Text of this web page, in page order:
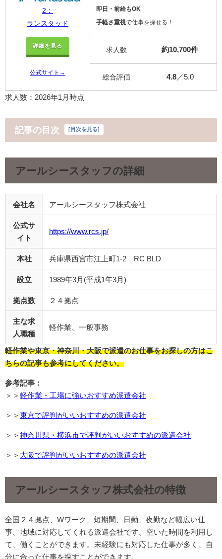
2：
ランスタッド
詳細を見る
公式サイト→
即日・前給もOK
手軽さ重視で仕事を探せる！
求人数 約10,700件
総合評価 4.8／5.0
求人数：2026年1月時点
記事の目次 [目次を見る]
アールシースタッフの詳細
会社名 アールシースタッフ株式会社
公式サ
イト
https://www.rcs.jp/
本社 兵庫県西宮市江上町1-2 RC BLD
設立 1989年3月(平成1年3月)
拠点数 ２４拠点
主な求
人職種
軽作業、一般事務
軽作業や東京・神奈川・大阪で派遣のお仕事をお探しの方はこ
ちらの記事も参考にしてください。
参考記事：
＞＞ 軽作業・工場に強いおすすめ派遣会社
＞＞ 東京で評判がいいおすすめの派遣会社
＞＞ 神奈川県・横浜市で評判がいいおすすめの派遣会社
＞＞ 大阪で評判がいいおすすめの派遣会社
アールシースタッフ株式会社の特徴
全国２４拠点、Wワーク、短期間、日勤、夜勤など幅広い仕
事、地域に対応してくれる派遣会社です。空いた時間を利用し
て、働くことができます。未経験にも対応した仕事が多く、自
分に合った仕事を探すことができます。